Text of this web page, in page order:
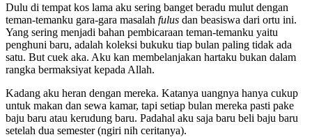
Dulu di tempat kos lama aku sering banget beradu mulut dengan
teman-temanku gara-gara masalah fulus dan beasiswa dari ortu ini.
Yang sering menjadi bahan pembicaraan teman-temanku yaitu
penghuni baru, adalah koleksi bukuku tiap bulan paling tidak ada
satu. But cuek aka. Aku kan membelanjakan hartaku bukan dalam
rangka bermaksiyat kepada Allah.
Kadang aku heran dengan mereka. Katanya uangnya hanya cukup
untuk makan dan sewa kamar, tapi setiap bulan mereka pasti pake
baju baru atau kerudung baru. Padahal aku saja baru beli baju baru
setelah dua semester (ngiri nih ceritanya).